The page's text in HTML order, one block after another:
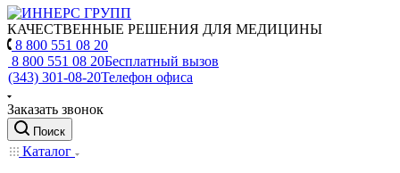
КАЧЕСТВЕННЫЕ РЕШЕНИЯ ДЛЯ МЕДИЦИНЫ
8 800 551 08 20
8 800 551 08 20Бесплатный вызов
(343) 301-08-20Телефон офиса
Заказать звонок
Поиск
Каталог